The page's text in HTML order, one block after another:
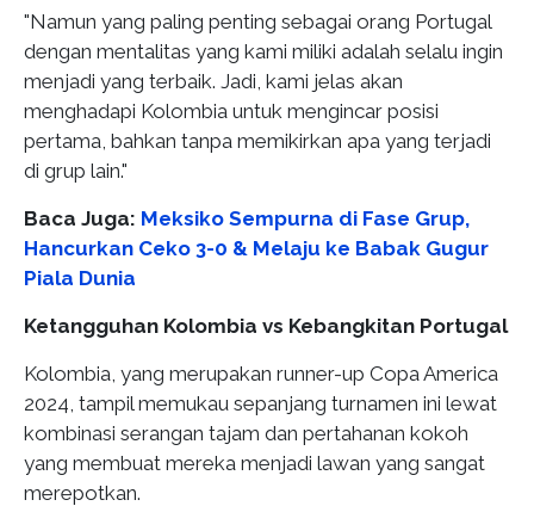
"Namun yang paling penting sebagai orang Portugal
dengan mentalitas yang kami miliki adalah selalu ingin
menjadi yang terbaik. Jadi, kami jelas akan
menghadapi Kolombia untuk mengincar posisi
pertama, bahkan tanpa memikirkan apa yang terjadi
di grup lain."
Baca Juga: Meksiko Sempurna di Fase Grup,
Hancurkan Ceko 3-0 & Melaju ke Babak Gugur
Piala Dunia
Ketangguhan Kolombia vs Kebangkitan Portugal
Kolombia, yang merupakan runner-up Copa America
2024, tampil memukau sepanjang turnamen ini lewat
kombinasi serangan tajam dan pertahanan kokoh
yang membuat mereka menjadi lawan yang sangat
merepotkan.